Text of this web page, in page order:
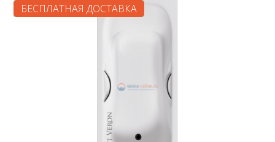
БЕСПЛАТНАЯ ДОСТАВКА